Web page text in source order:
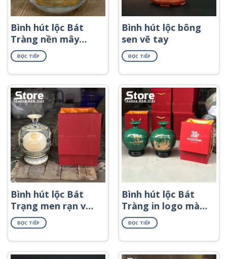
Bình hút lộc Bát
Tràng nền mây
xanh họa tiết
thuyền buồm in
decal vàng BHL-58
ĐỌC TIẾP
Bình hút lộc bông
sen vẽ tay
ĐỌC TIẾP
Bình hút lộc Bát
Trạng men rạn vẽ
cảnh chùa chiền in
logo BHL-66
ĐỌC TIẾP
Bình hút lộc Bát
Tràng in logo màu
xanh lá họa tiết
thuyền buồm in
decal vàng BHL-30
ĐỌC TIẾP